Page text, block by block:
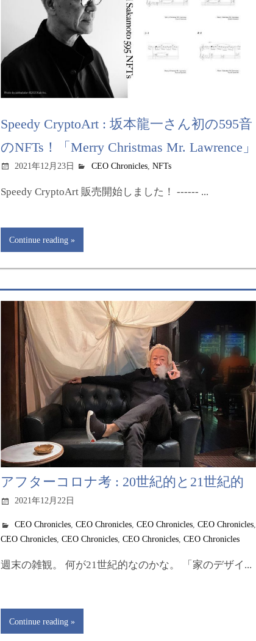
Speedy CryptoArt : 坂本龍一さん初の595音
のNFTs！「Merry Christmas Mr. Lawrence」
2021年12月23日 CEO Chronicles, NFTs
Speedy CryptoArt 販売開始しました！ ------ ...
Continue reading
アフターコロナ考 : 20世紀的と21世紀的
2021年12月22日
CEO Chronicles,CEO Chronicles,CEO Chronicles,CEO Chronicles,
CEO Chronicles,CEO Chronicles,CEO Chronicles,CEO Chronicles
週末の雑観。 何が21世紀的なのかな。 「家のデザイ...
Continue reading